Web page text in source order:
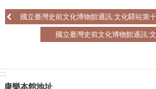
告
保
護
國立臺灣史前文化博物館通訊:文化驛站第
國立臺灣史前文化博物館通訊:
:::
康樂本館地址